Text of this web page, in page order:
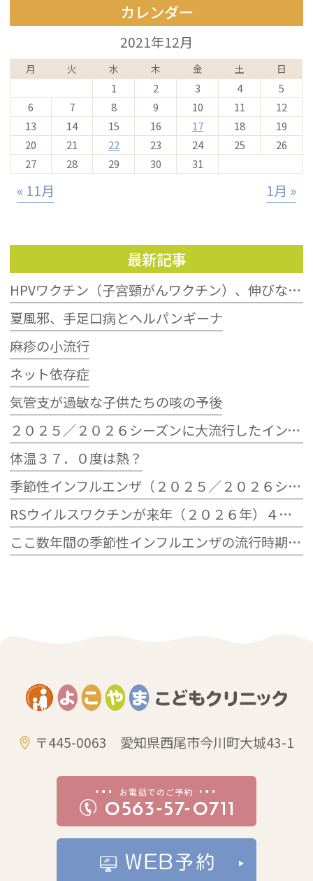
カレンダー
2021年12月
月 火 水 木 金 土 日
1 2 3 4
5
6
7 8 9 10 11
12
13
14 15 16 17 18
19
20
21 22 23 24 25
26
27
28 29 30 31
« 11月 1月 »
最新記事
HPVワクチン（子宮頸がんワクチン）、伸びない接種率
夏風邪、手足口病とヘルパンギーナ
麻疹の小流行
ネット依存症
気管支が過敏な子供たちの咳の予後
２０２５／２０２６シーズンに大流行したインフルエンザウイルスB型
体温３７．０度は熱？
季節性インフルエンザ（２０２５／２０２６シーズン）の流行状況
RSウイルスワクチンが来年（２０２６年）４月から定期接種へ
ここ数年間の季節性インフルエンザの流行時期とその規模
〒445-0063 愛知県西尾市今川町大城43-1
お電話でのご予約
0563-57-0711
WEB予約